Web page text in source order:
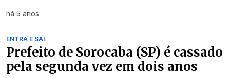
há 5 anos
ENTRA E SAI
Prefeito de Sorocaba (SP) é cassado
pela segunda vez em dois anos